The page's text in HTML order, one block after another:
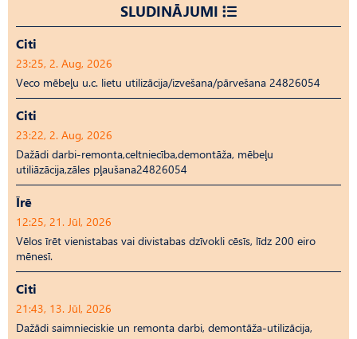
SLUDINĀJUMI
Citi
23:25, 2. Aug, 2026
Veco mēbeļu u.c. lietu utilizācija/izvešana/pārvešana 24826054
Citi
23:22, 2. Aug, 2026
Dažādi darbi-remonta,celtniecība,demontāža, mēbeļu
utiliāzācija,zāles pļaušana24826054
Īrē
12:25, 21. Jūl, 2026
Vēlos īrēt vienistabas vai divistabas dzīvokli cēsīs, līdz 200 eiro
mēnesī.
Citi
21:43, 13. Jūl, 2026
Dažādi saimnieciskie un remonta darbi, demontāža-utilizācija,